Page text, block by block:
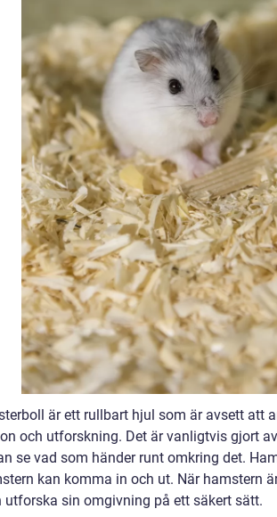
är ett rullbart hjul som är avsett att
och utforskning. Det är vanligtvis gjort
se vad som händer runt omkring det.
kan komma in och ut. När hamstern
utforska sin omgivning på ett säkert sätt.